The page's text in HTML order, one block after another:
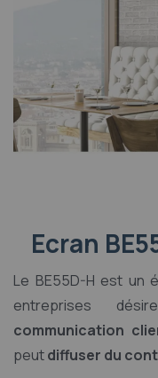
Ecran
Le BE55D-H est un
entreprises
communication
peutdiffuser du